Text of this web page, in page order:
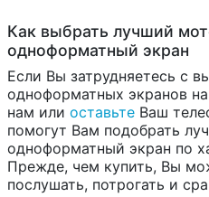
Как выбрать лучший
одноформатный экран
Если Вы затрудняетесь с
одноформатных экранов
нам или оставьте Ваш
помогут Вам подобрать
одноформатный экран по
Прежде, чем купить, Вы
послушать, потрогать и